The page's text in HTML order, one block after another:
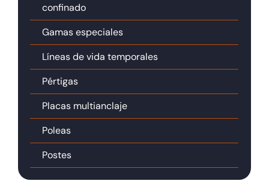
confinado
Gamas especiales
Líneas de vida temporales
Pértigas
Placas multianclaje
Poleas
Postes